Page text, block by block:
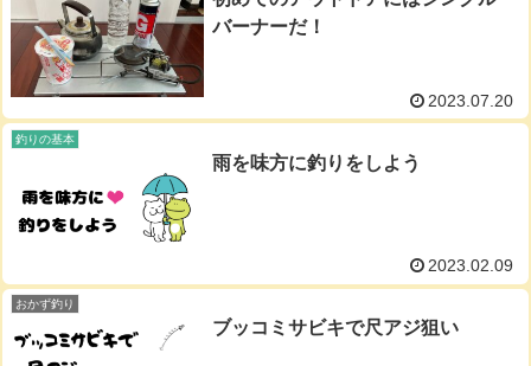
バーナーだ！
2023.07.20
釣りの基本
雨を味方に釣りをしよう
2023.02.09
おかず釣り
ブッコミサビキで尺アジ狙い